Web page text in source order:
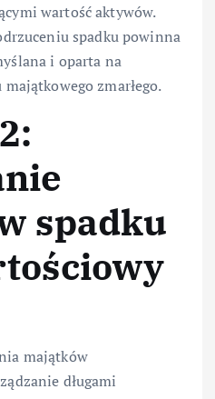
wartość aktywów.
spadku powinna
i oparta na
zmarłego.
spadku
majątków
długami